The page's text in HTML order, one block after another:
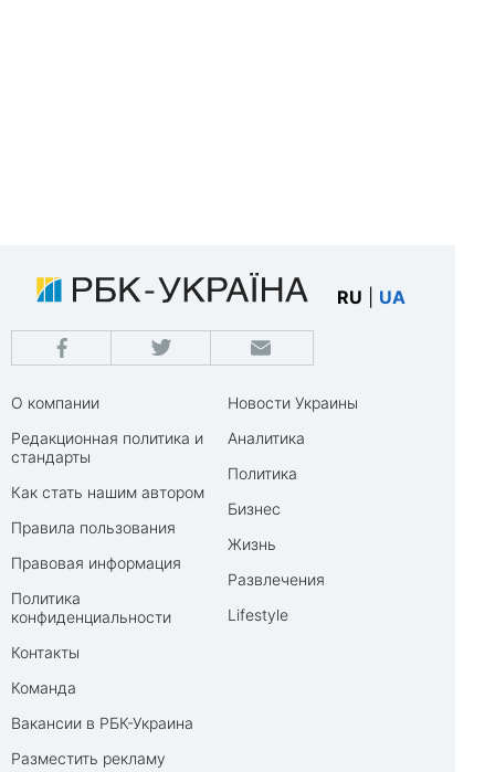
RU UA
О компании
Редакционная политика и
стандарты
Как стать нашим автором
Правила пользования
Правовая информация
Политика
конфиденциальности
Контакты
Команда
Вакансии в РБК-Украина
Разместить рекламу
Новости Украины
Аналитика
Политика
Бизнес
Жизнь
Развлечения
Lifestyle